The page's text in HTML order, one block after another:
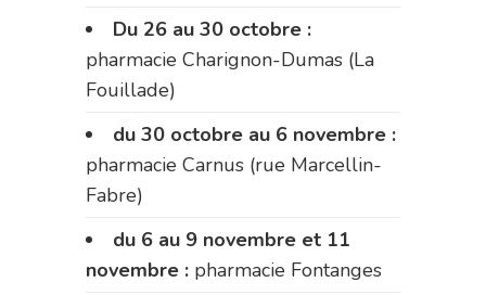
Du 26 au 30 octobre :
pharmacie Charignon-Dumas (La
Fouillade)
du 30 octobre au 6 novembre :
pharmacie Carnus (rue Marcellin-
Fabre)
du 6 au 9 novembre et 11
novembre : pharmacie Fontanges